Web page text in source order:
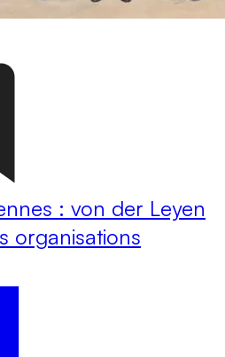
: von der Leyen
organisations